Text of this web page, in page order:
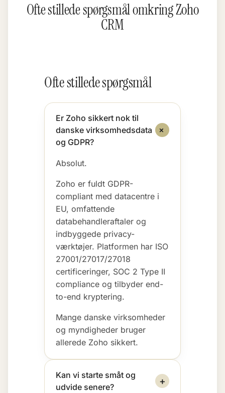
Ofte stillede spørgsmål omkring Zoho
CRM
Ofte stillede spørgsmål
Er Zoho sikkert nok til
danske virksomhedsdata
og GDPR?
+
Absolut.
Zoho er fuldt GDPR-
compliant med datacentre i
EU, omfattende
databehandleraftaler og
indbyggede privacy-
værktøjer. Platformen har ISO
27001/27017/27018
certificeringer, SOC 2 Type II
compliance og tilbyder end-
to-end kryptering.
Mange danske virksomheder
og myndigheder bruger
allerede Zoho sikkert.
Kan vi starte småt og
udvide senere?
+